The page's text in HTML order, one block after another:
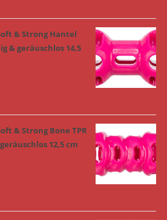
& Strong Hantel
& geräuschlos 14,5
& Strong Bone TPR
12,5 cm